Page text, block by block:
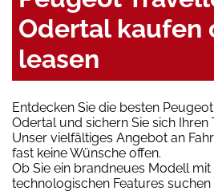
Odertal kaufen
leasen
Entdecken Sie die besten
Odertal und sichern Sie sich Ihren
Unser vielfältiges Angebot an
fast keine Wünsche offen.
Ob Sie ein brandneues Modell
technologischen Features